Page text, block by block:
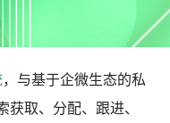
，与基于企微生态的私
取、分配、跟进、